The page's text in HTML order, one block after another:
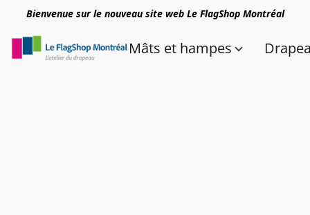
Bienvenue sur le nouveau site web Le FlagShop Montréal
Mâts et hampes